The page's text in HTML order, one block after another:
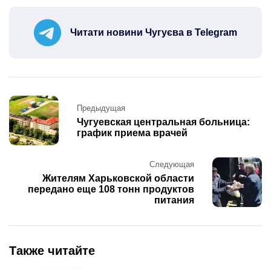
Читати новини Чугуєва в Telegram
Post
navigation
Предыдущая
Чугуевская центральная больница:
график приема врачей
Следующая
Жителям Харьковской области
передано еще 108 тонн продуктов
питания
Также читайте